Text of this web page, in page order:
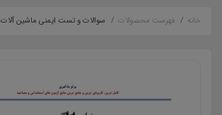
خانه فهرست محصولات سوالات و تست ایمنی ماشین آلات